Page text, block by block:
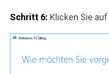
Schritt 6: Klicken Sie auf